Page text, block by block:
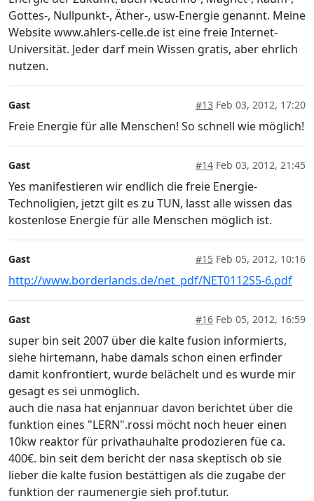
Gottes-, Nullpunkt-, Äther-, usw-Energie genannt. Meine
Website www.ahlers-celle.de ist eine freie Internet-
Universität. Jeder darf mein Wissen gratis, aber ehrlich
nutzen.
Gast #13 Feb 03, 2012, 17:20
Freie Energie für alle Menschen! So schnell wie möglich!
Gast #14 Feb 03, 2012, 21:45
Yes manifestieren wir endlich die freie Energie-
Technoligien, jetzt gilt es zu TUN, lasst alle wissen das
kostenlose Energie für alle Menschen möglich ist.
Gast #15 Feb 05, 2012, 10:16
http://www.borderlands.de/net_pdf/NET0112S5-6.pdf
Gast #16 Feb 05, 2012, 16:59
super bin seit 2007 über die kalte fusion informierts,
siehe hirtemann, habe damals schon einen erfinder
damit konfrontiert, wurde belächelt und es wurde mir
gesagt es sei unmöglich.
auch die nasa hat enjannuar davon berichtet über die
funktion eines "LERN".rossi möcht noch heuer einen
10kw reaktor für privathauhalte prodozieren füe ca.
400€. bin seit dem bericht der nasa skeptisch ob sie
lieber die kalte fusion bestättigen als die zugabe der
funktion der raumenergie sieh prof.tutur.